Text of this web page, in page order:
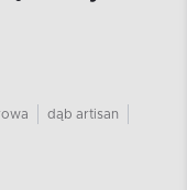
dąb artisan